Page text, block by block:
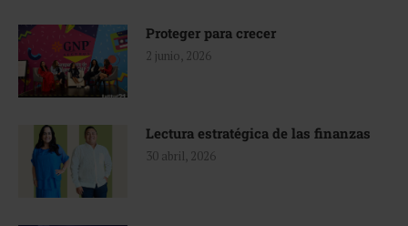
Proteger para crecer
2 junio, 2026
Lectura estratégica de las finanzas
30 abril, 2026